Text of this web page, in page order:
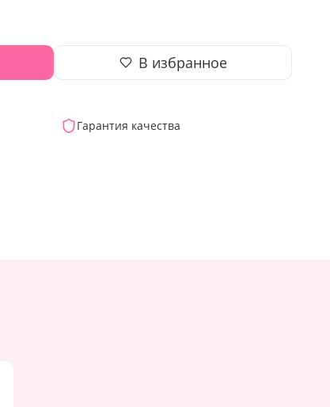
В избранное
Гарантия качества